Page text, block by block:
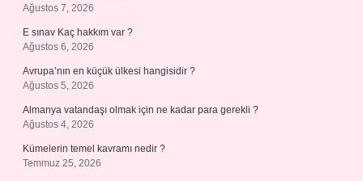
Ağustos 7, 2026
E sınav Kaç hakkım var ?
Ağustos 6, 2026
Avrupa’nın en küçük ülkesi hangisidir ?
Ağustos 5, 2026
Almanya vatandaşı olmak için ne kadar para gerekli ?
Ağustos 4, 2026
Kümelerin temel kavramı nedir ?
Temmuz 25, 2026